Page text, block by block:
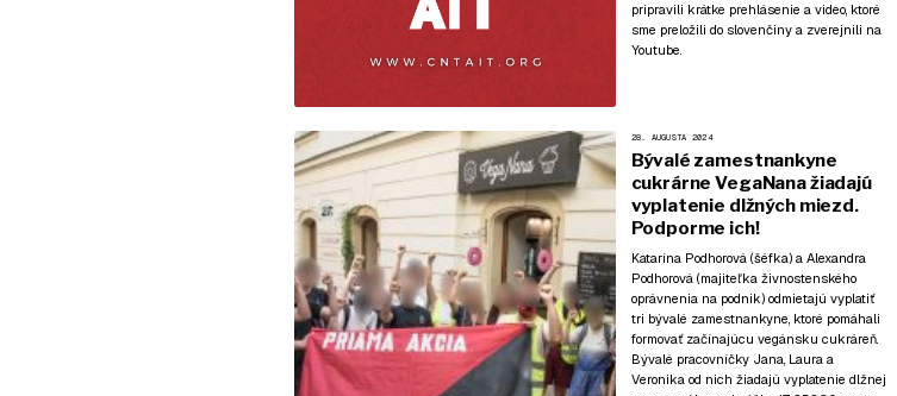
pripravili krátke prehlásenie a video, ktoré
sme preložili do slovenčiny a zverejnili na
Youtube.
28. AUGUSTA 2024
Bývalé zamestnankyne
cukrárne VegaNana žiadajú
vyplatenie dlžných miezd.
Podporme ich!
Katarína Podhorová (šéfka) a Alexandra
Podhorová (majiteľka živnostenského
oprávnenia na podnik) odmietajú vyplatiť
tri bývalé zamestnankyne, ktoré pomáhali
formovať začínajúcu vegánsku cukráreň.
Bývalé pracovníčky Jana, Laura a
Veronika od nich žiadajú vyplatenie dlžnej